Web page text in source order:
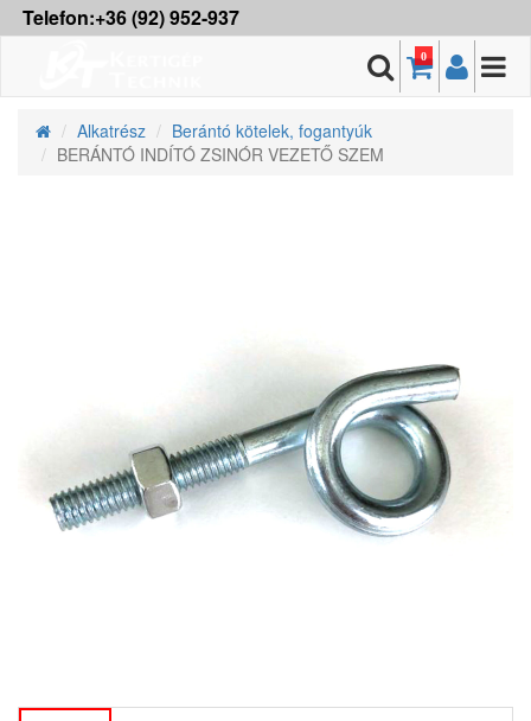
Telefon:+36 (92) 952-937
0
Alkatrész
Berántó kötelek, fogantyúk
BERÁNTÓ INDÍTÓ ZSINÓR VEZETŐ SZEM